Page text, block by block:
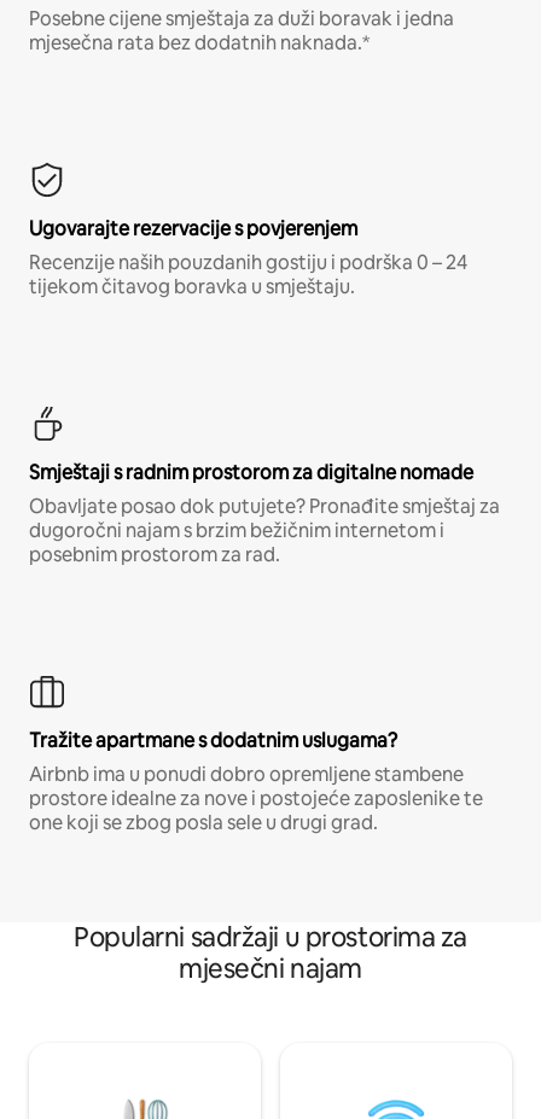
Posebne cijene smještaja za duži boravak i jedna
mjesečna rata bez dodatnih naknada.*
Ugovarajte rezervacije s povjerenjem
Recenzije naših pouzdanih gostiju i podrška 0 – 24
tijekom čitavog boravka u smještaju.
Smještaji s radnim prostorom za digitalne nomade
Obavljate posao dok putujete? Pronađite smještaj za
dugoročni najam s brzim bežičnim internetom i
posebnim prostorom za rad.
Tražite apartmane s dodatnim uslugama?
Airbnb ima u ponudi dobro opremljene stambene
prostore idealne za nove i postojeće zaposlenike te
one koji se zbog posla sele u drugi grad.
Popularni sadržaji u prostorima za
mjesečni najam